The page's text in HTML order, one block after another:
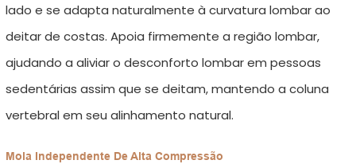
lado e se adapta naturalmente à curvatura lombar ao
deitar de costas. Apoia firmemente a região lombar,
ajudando a aliviar o desconforto lombar em pessoas
sedentárias assim que se deitam, mantendo a coluna
vertebral em seu alinhamento natural.
Mola Independente De Alta Compressão